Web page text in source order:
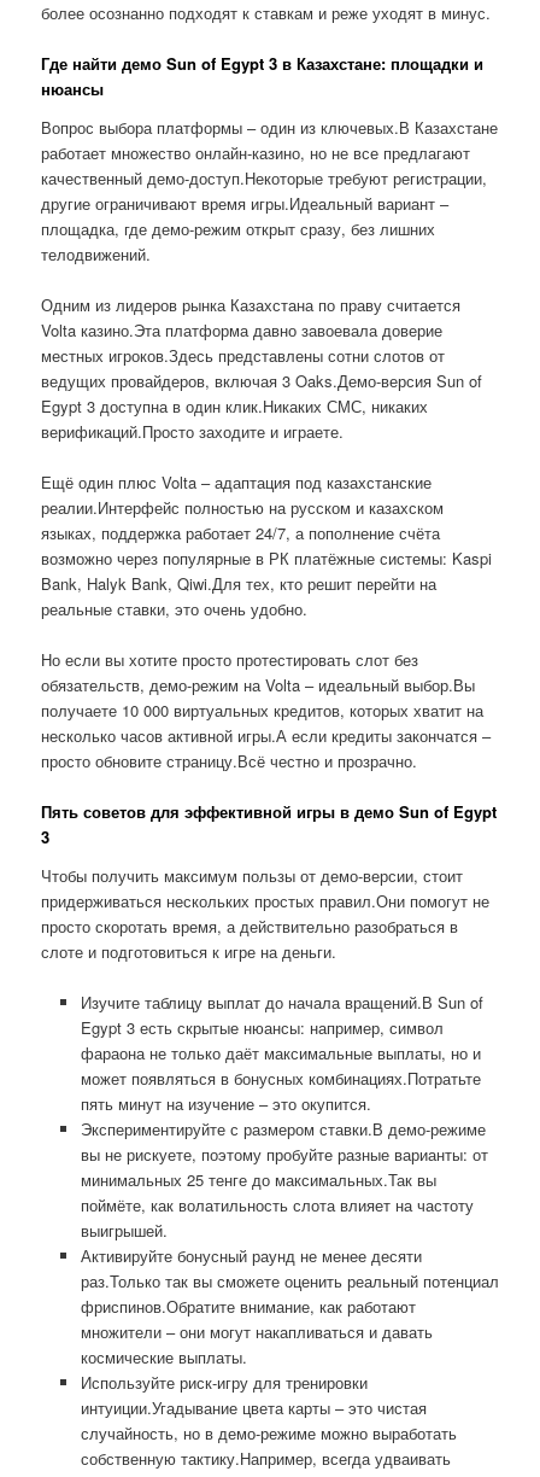
более осознанно подходят к ставкам и реже уходят в минус.
Где найти демо Sun of Egypt 3 в Казахстане: площадки и
нюансы
Вопрос выбора платформы – один из ключевых.В Казахстане
работает множество онлайн-казино, но не все предлагают
качественный демо-доступ.Некоторые требуют регистрации,
другие ограничивают время игры.Идеальный вариант –
площадка, где демо-режим открыт сразу, без лишних
телодвижений.
Одним из лидеров рынка Казахстана по праву считается
Volta казино.Эта платформа давно завоевала доверие
местных игроков.Здесь представлены сотни слотов от
ведущих провайдеров, включая 3 Oaks.Демо-версия Sun of
Egypt 3 доступна в один клик.Никаких СМС, никаких
верификаций.Просто заходите и играете.
Ещё один плюс Volta – адаптация под казахстанские
реалии.Интерфейс полностью на русском и казахском
языках, поддержка работает 24/7, а пополнение счёта
возможно через популярные в РК платёжные системы: Kaspi
Bank, Halyk Bank, Qiwi.Для тех, кто решит перейти на
реальные ставки, это очень удобно.
Но если вы хотите просто протестировать слот без
обязательств, демо-режим на Volta – идеальный выбор.Вы
получаете 10 000 виртуальных кредитов, которых хватит на
несколько часов активной игры.А если кредиты закончатся –
просто обновите страницу.Всё честно и прозрачно.
Пять советов для эффективной игры в демо Sun of Egypt
3
Чтобы получить максимум пользы от демо-версии, стоит
придерживаться нескольких простых правил.Они помогут не
просто скоротать время, а действительно разобраться в
слоте и подготовиться к игре на деньги.
Изучите таблицу выплат до начала вращений.В Sun of
Egypt 3 есть скрытые нюансы: например, символ
фараона не только даёт максимальные выплаты, но и
может появляться в бонусных комбинациях.Потратьте
пять минут на изучение – это окупится.
Экспериментируйте с размером ставки.В демо-режиме
вы не рискуете, поэтому пробуйте разные варианты: от
минимальных 25 тенге до максимальных.Так вы
поймёте, как волатильность слота влияет на частоту
выигрышей.
Активируйте бонусный раунд не менее десяти
раз.Только так вы сможете оценить реальный потенциал
фриспинов.Обратите внимание, как работают
множители – они могут накапливаться и давать
космические выплаты.
Используйте риск-игру для тренировки
интуиции.Угадывание цвета карты – это чистая
случайность, но в демо-режиме можно выработать
собственную тактику.Например, всегда удваивать